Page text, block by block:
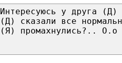
Интересуюсь у друга (Д)
(Д) сказали все
(Я) промахнулись?.. О.о